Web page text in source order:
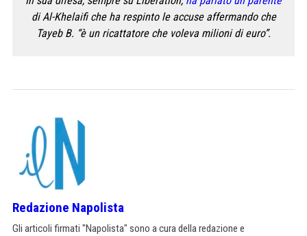
di Al-Khelaifi che ha respinto le accuse affermando che
Tayeb B. “è un ricattatore che voleva milioni di euro”.
Redazione Napolista
Gli articoli firmati "Napolista" sono a cura della redazione e